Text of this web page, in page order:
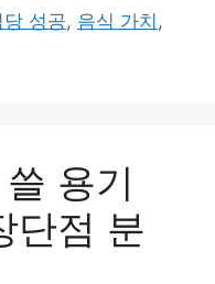
당 성공, 음식 가치 ,
용기
단점 분